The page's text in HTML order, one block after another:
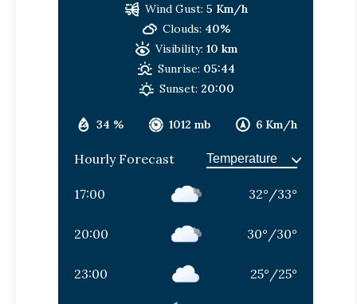
34 % 1012 mb 6 Km/h
Wind Gust: 5 Km/h
Clouds: 40%
Visibility: 10 km
Sunrise: 05:44
Sunset: 20:00
Hourly Forecast
17:00 32° /33°
20:00 30° /30°
23:00 25° /25°